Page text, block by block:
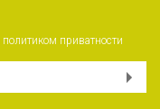
политиком приватности